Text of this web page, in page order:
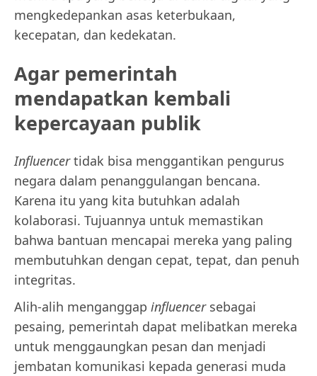
mengkedepankan asas keterbukaan,
kecepatan, dan kedekatan.
Agar pemerintah
mendapatkan kembali
kepercayaan publik
Influencertidak bisa menggantikan pengurus
negara dalam penanggulangan bencana.
Karena itu yang kita butuhkan adalah
kolaborasi. Tujuannya untuk memastikan
bahwa bantuan mencapai mereka yang paling
membutuhkan dengan cepat, tepat, dan penuh
integritas.
Alih-alih menganggap influencersebagai
pesaing, pemerintah dapat melibatkan mereka
untuk menggaungkan pesan dan menjadi
jembatan komunikasi kepada generasi muda